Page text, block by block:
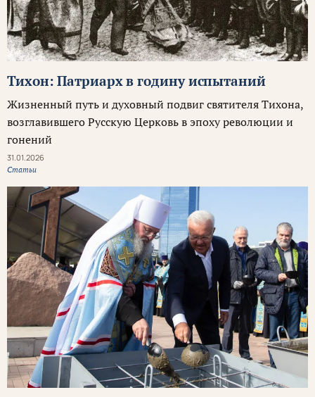
Тихон: Патриарх в годину испытаний
Жизненный путь и духовный подвиг святителя Тихона,
возглавившего Русскую Церковь в эпоху революции и
гонений
31.01.2026
Статьи